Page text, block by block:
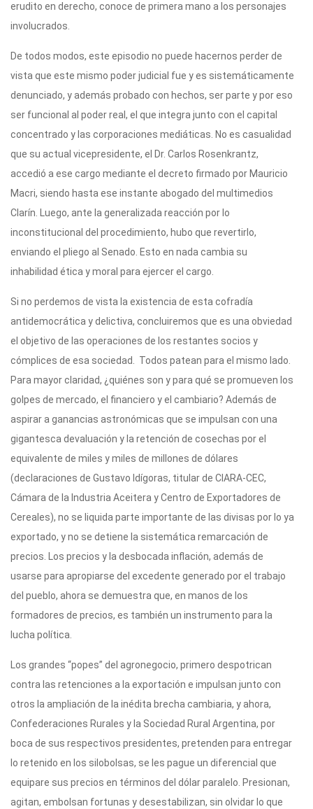
erudito en derecho, conoce de primera mano a los personajes
involucrados.
De todos modos, este episodio no puede hacernos perder de
vista que este mismo poder judicial fue y es sistemáticamente
denunciado, y además probado con hechos, ser parte y por eso
ser funcional al poder real, el que integra junto con el capital
concentrado y las corporaciones mediáticas. No es casualidad
que su actual vicepresidente, el Dr. Carlos Rosenkrantz,
accedió a ese cargo mediante el decreto firmado por Mauricio
Macri, siendo hasta ese instante abogado del multimedios
Clarín. Luego, ante la generalizada reacción por lo
inconstitucional del procedimiento, hubo que revertirlo,
enviando el pliego al Senado. Esto en nada cambia su
inhabilidad ética y moral para ejercer el cargo.
Si no perdemos de vista la existencia de esta cofradía
antidemocrática y delictiva, concluiremos que es una obviedad
el objetivo de las operaciones de los restantes socios y
cómplices de esa sociedad. Todos patean para el mismo lado.
Para mayor claridad, ¿quiénes son y para qué se promueven los
golpes de mercado, el financiero y el cambiario? Además de
aspirar a ganancias astronómicas que se impulsan con una
gigantesca devaluación y la retención de cosechas por el
equivalente de miles y miles de millones de dólares
(declaraciones de Gustavo Idígoras, titular de CIARA-CEC,
Cámara de la Industria Aceitera y Centro de Exportadores de
Cereales), no se liquida parte importante de las divisas por lo ya
exportado, y no se detiene la sistemática remarcación de
precios. Los precios y la desbocada inflación, además de
usarse para apropiarse del excedente generado por el trabajo
del pueblo, ahora se demuestra que, en manos de los
formadores de precios, es también un instrumento para la
lucha política.
Los grandes “popes” del agronegocio, primero despotrican
contra las retenciones a la exportación e impulsan junto con
otros la ampliación de la inédita brecha cambiaria, y ahora,
Confederaciones Rurales y la Sociedad Rural Argentina, por
boca de sus respectivos presidentes, pretenden para entregar
lo retenido en los silobolsas, se les pague un diferencial que
equipare sus precios en términos del dólar paralelo. Presionan,
agitan, embolsan fortunas y desestabilizan, sin olvidar lo que